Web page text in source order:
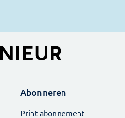
Abonneren
Print abonnement